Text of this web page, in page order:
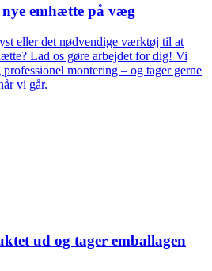
emhætte på væg
eller det nødvendige værktøj til at
Lad os gøre arbejdet for dig! Vi
montering – og tager gerne
vi går.
ud og tager emballagen